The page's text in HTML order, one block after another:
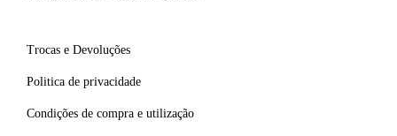
Trocas e Devoluções
Politica de privacidade
Condições de compra e utilização